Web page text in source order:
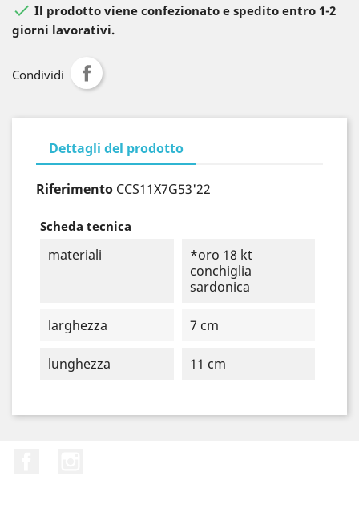
 Il prodotto viene confezionato e spedito entro 1-2
giorni lavorativi.
Condividi
Dettagli del prodotto
Riferimento CCS11X7G53'22
Scheda tecnica
materiali
*oro 18 kt
conchiglia
sardonica
larghezza 7 cm
lunghezza 11 cm